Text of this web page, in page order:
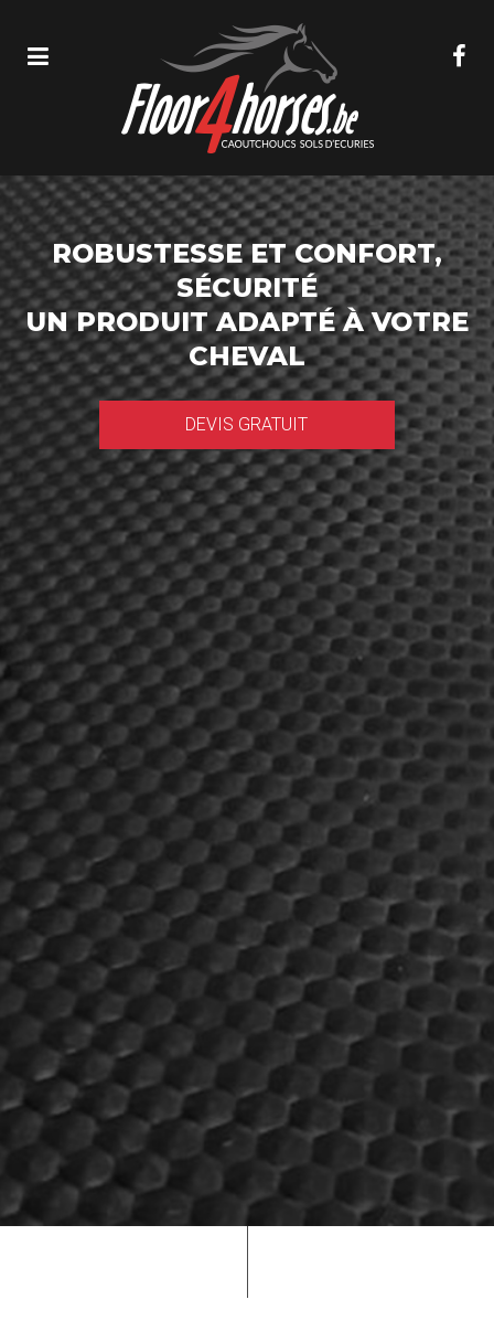
ROBUSTESSE ET CONFORT,
SÉCURITÉ
UN PRODUIT ADAPTÉ À VOTRE
CHEVAL
DEVIS GRATUIT